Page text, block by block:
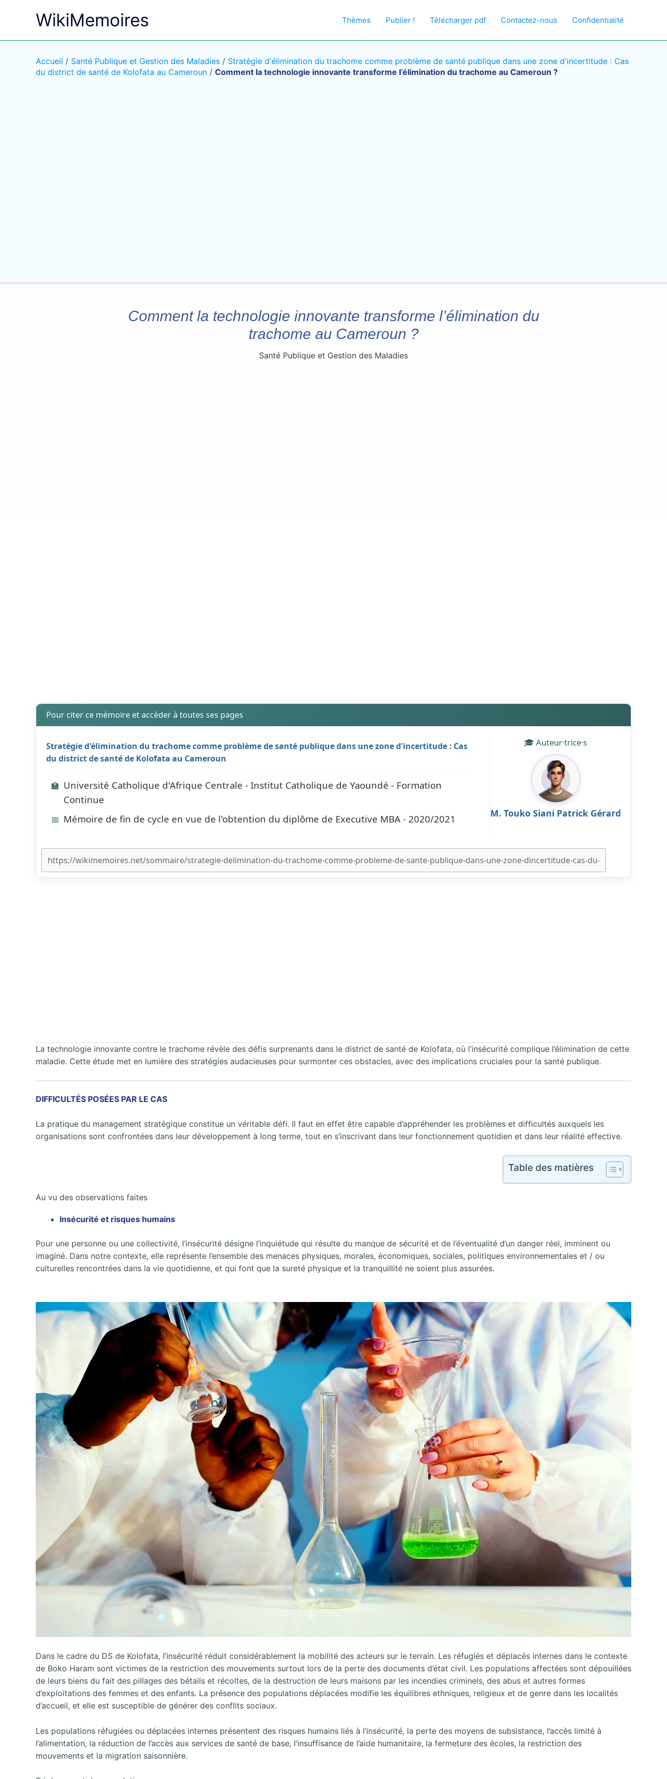
WikiMemoires Thèmes Publier ! Télécharger pdf Contactez-nous Confidentialité
Accueil / Santé Publique et Gestion des Maladies / Stratégie d'élimination du trachome comme problème de santé publique dans une zone d'incertitude : Cas
du district de santé de Kolofata au Cameroun / Comment la technologie innovante transforme l’élimination du trachome au Cameroun ?
Comment la technologie innovante transforme l’élimination du
trachome au Cameroun ?
Santé Publique et Gestion des Maladies
Pour citer ce mémoire et accéder à toutes ses pages
Stratégie d'élimination du trachome comme problème de santé publique dans une zone d'incertitude : Cas
du district de santé de Kolofata au Cameroun
🏫 Université Catholique d'Afrique Centrale - Institut Catholique de Yaoundé - Formation
Continue
📅 Mémoire de fin de cycle en vue de l'obtention du diplôme de Executive MBA - 2020/2021
🎓 Auteur·trice·s
M. Touko Siani Patrick Gérard
La technologie innovante contre le trachome révèle des défis surprenants dans le district de santé de Kolofata, où l’insécurité complique l’élimination de cette
maladie. Cette étude met en lumière des stratégies audacieuses pour surmonter ces obstacles, avec des implications cruciales pour la santé publique.
DIFFICULTÉS POSÉES PAR LE CAS
La pratique du management stratégique constitue un véritable défi. Il faut en effet être capable d’appréhender les problèmes et difficultés auxquels les
organisations sont confrontées dans leur développement à long terme, tout en s’inscrivant dans leur fonctionnement quotidien et dans leur réalité effective.
Table des matières
Au vu des observations faites
Insécurité et risques humains
Pour une personne ou une collectivité, l’insécurité désigne l’inquiétude qui résulte du manque de sécurité et de l’éventualité d’un danger réel, imminent ou
imaginé. Dans notre contexte, elle représente l’ensemble des menaces physiques, morales, économiques, sociales, politiques environnementales et / ou
culturelles rencontrées dans la vie quotidienne, et qui font que la sureté physique et la tranquillité ne soient plus assurées.
Dans le cadre du DS de Kolofata, l’insécurité réduit considérablement la mobilité des acteurs sur le terrain. Les réfugiés et déplacés internes dans le contexte
de Boko Haram sont victimes de la restriction des mouvements surtout lors de la perte des documents d’état civil. Les populations affectées sont dépouillées
de leurs biens du fait des pillages des bétails et récoltes, de la destruction de leurs maisons par les incendies criminels, des abus et autres formes
d’exploitations des femmes et des enfants. La présence des populations déplacées modifie les équilibres ethniques, religieux et de genre dans les localités
d’accueil, et elle est susceptible de générer des conflits sociaux.
Les populations réfugiées ou déplacées internes présentent des risques humains liés à l’insécurité, la perte des moyens de subsistance, l’accès limité à
l’alimentation, la réduction de l’accès aux services de santé de base, l’insuffisance de l’aide humanitaire, la fermeture des écoles, la restriction des
mouvements et la migration saisonnière.